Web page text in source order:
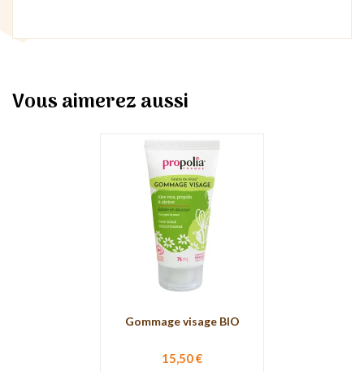
Vous aimerez aussi
Gommage visage BIO
15,50 €